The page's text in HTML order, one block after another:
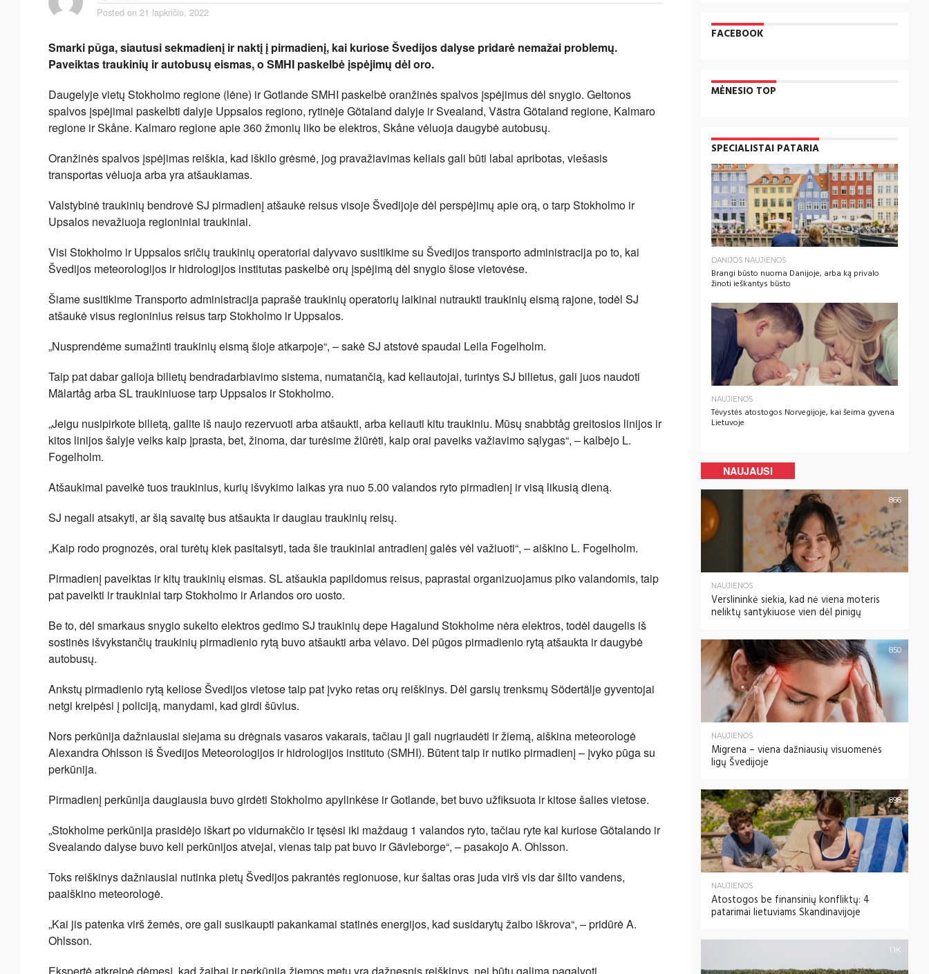
Posted on 21 lapkričio, 2022
Smarki pūga, siautusi sekmadienį ir naktį į pirmadienį, kai kuriose Švedijos dalyse pridarė nemažai problemų.
Paveiktas traukinių ir autobusų eismas, o SMHI paskelbė įspėjimų dėl oro.
Daugelyje vietų Stokholmo regione (lėne) ir Gotlande SMHI paskelbė oranžinės spalvos įspėjimus dėl snygio. Geltonos
spalvos įspėjimai paskelbti dalyje Uppsalos regiono, rytinėje Götaland dalyje ir Svealand, Västra Götaland regione, Kalmaro
regione ir Skåne. Kalmaro regione apie 360 žmonių liko be elektros, Skåne vėluoja daugybė autobusų.
Oranžinės spalvos įspėjimas reiškia, kad iškilo grėsmė, jog pravažiavimas keliais gali būti labai apribotas, viešasis
transportas vėluoja arba yra atšaukiamas.
Valstybinė traukinių bendrovė SJ pirmadienį atšaukė reisus visoje Švedijoje dėl perspėjimų apie orą, o tarp Stokholmo ir
Upsalos nevažiuoja regioniniai traukiniai.
Visi Stokholmo ir Uppsalos sričių traukinių operatoriai dalyvavo susitikime su Švedijos transporto administracija po to, kai
Švedijos meteorologijos ir hidrologijos institutas paskelbė orų įspėjimą dėl snygio šiose vietovėse.
Šiame susitikime Transporto administracija paprašė traukinių operatorių laikinai nutraukti traukinių eismą rajone, todėl SJ
atšaukė visus regioninius reisus tarp Stokholmo ir Uppsalos.
„Nusprendėme sumažinti traukinių eismą šioje atkarpoje“, – sakė SJ atstovė spaudai Leila Fogelholm.
Taip pat dabar galioja bilietų bendradarbiavimo sistema, numatančią, kad keliautojai, turintys SJ bilietus, gali juos naudoti
Mälartåg arba SL traukiniuose tarp Uppsalos ir Stokholmo.
„Jeigu nusipirkote bilietą, galite iš naujo rezervuoti arba atšaukti, arba keliauti kitu traukiniu. Mūsų snabbtåg greitosios linijos ir
kitos linijos šalyje veiks kaip įprasta, bet, žinoma, dar turėsime žiūrėti, kaip orai paveiks važiavimo sąlygas“, – kalbėjo L.
Fogelholm.
Atšaukimai paveikė tuos traukinius, kurių išvykimo laikas yra nuo 5.00 valandos ryto pirmadienį ir visą likusią dieną.
SJ negali atsakyti, ar šią savaitę bus atšaukta ir daugiau traukinių reisų.
„Kaip rodo prognozės, orai turėtų kiek pasitaisyti, tada šie traukiniai antradienį galės vėl važiuoti“, – aiškino L. Fogelholm.
Pirmadienį paveiktas ir kitų traukinių eismas. SL atšaukia papildomus reisus, paprastai organizuojamus piko valandomis, taip
pat paveikti ir traukiniai tarp Stokholmo ir Arlandos oro uosto.
Be to, dėl smarkaus snygio sukelto elektros gedimo SJ traukinių depe Hagalund Stokholme nėra elektros, todėl daugelis iš
sostinės išvykstančių traukinių pirmadienio rytą buvo atšaukti arba vėlavo. Dėl pūgos pirmadienio rytą atšaukta ir daugybė
autobusų.
Ankstų pirmadienio rytą keliose Švedijos vietose taip pat įvyko retas orų reiškinys. Dėl garsių trenksmų Södertälje gyventojai
netgi kreipėsi į policiją, manydami, kad girdi šūvius.
Nors perkūnija dažniausiai siejama su drėgnais vasaros vakarais, tačiau ji gali nugriaudėti ir žiemą, aiškina meteorologė
Alexandra Ohlsson iš Švedijos Meteorologijos ir hidrologijos instituto (SMHI). Būtent taip ir nutiko pirmadienį – įvyko pūga su
perkūnija.
Pirmadienį perkūnija daugiausia buvo girdėti Stokholmo apylinkėse ir Gotlande, bet buvo užfiksuota ir kitose šalies vietose.
„Stokholme perkūnija prasidėjo iškart po vidurnakčio ir tęsėsi iki maždaug 1 valandos ryto, tačiau ryte kai kuriose Götalando ir
Svealando dalyse buvo keli perkūnijos atvejai, vienas taip pat buvo ir Gävleborge“, – pasakojo A. Ohlsson.
Toks reiškinys dažniausiai nutinka pietų Švedijos pakrantės regionuose, kur šaltas oras juda virš vis dar šilto vandens,
paaiškino meteorologė.
„Kai jis patenka virš žemės, ore gali susikaupti pakankamai statinės energijos, kad susidarytų žaibo iškrova“, – pridūrė A.
Ohlsson.
Ekspertė atkreipė dėmesį, kad žaibai ir perkūnija žiemos metu yra dažnesnis reiškinys, nei būtų galima pagalvoti.
FACEBOOK
MĖNESIO TOP
SPECIALISTAI PATARIA
DANIJOS NAUJIENOS
Brangi būsto nuoma Danijoje, arba ką privalo
žinoti ieškantys būsto
NAUJIENOS
Tėvystės atostogos Norvegijoje, kai šeima gyvena
Lietuvoje
NAUJAUSI
866
NAUJIENOS
Verslininkė siekia, kad nė viena moteris
neliktų santykiuose vien dėl pinigų
850
NAUJIENOS
Migrena – viena dažniausių visuomenės
ligų Švedijoje
898
NAUJIENOS
Atostogos be finansinių konfliktų: 4
patarimai lietuviams Skandinavijoje
1.1K